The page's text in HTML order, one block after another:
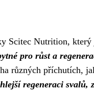
Scitec Nutrition,
pro růst a
různých příchutích,
regeneraci svalů,